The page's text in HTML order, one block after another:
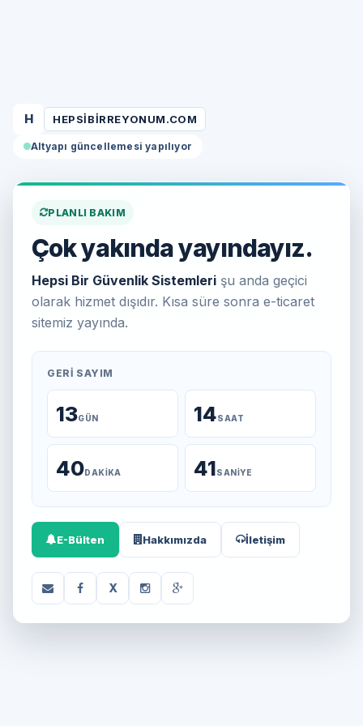
H HEPSIBIRREYONUM.COM
Altyapı güncellemesi yapılıyor
PLANLI BAKIM
Çok yakında yayındayız.
Hepsi Bir Güvenlik Sistemleri şu anda geçici
olarak hizmet dışıdır. Kısa süre sonra e-ticaret
sitemiz yayında.
GERI SAYIM
13GÜN 14SAAT
40DAKIKA 41SANIYE
E-Bülten Hakkımızda İletişim
X